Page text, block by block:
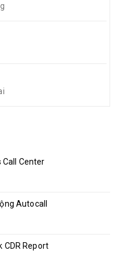
Call Center
Autocall
CDR Report